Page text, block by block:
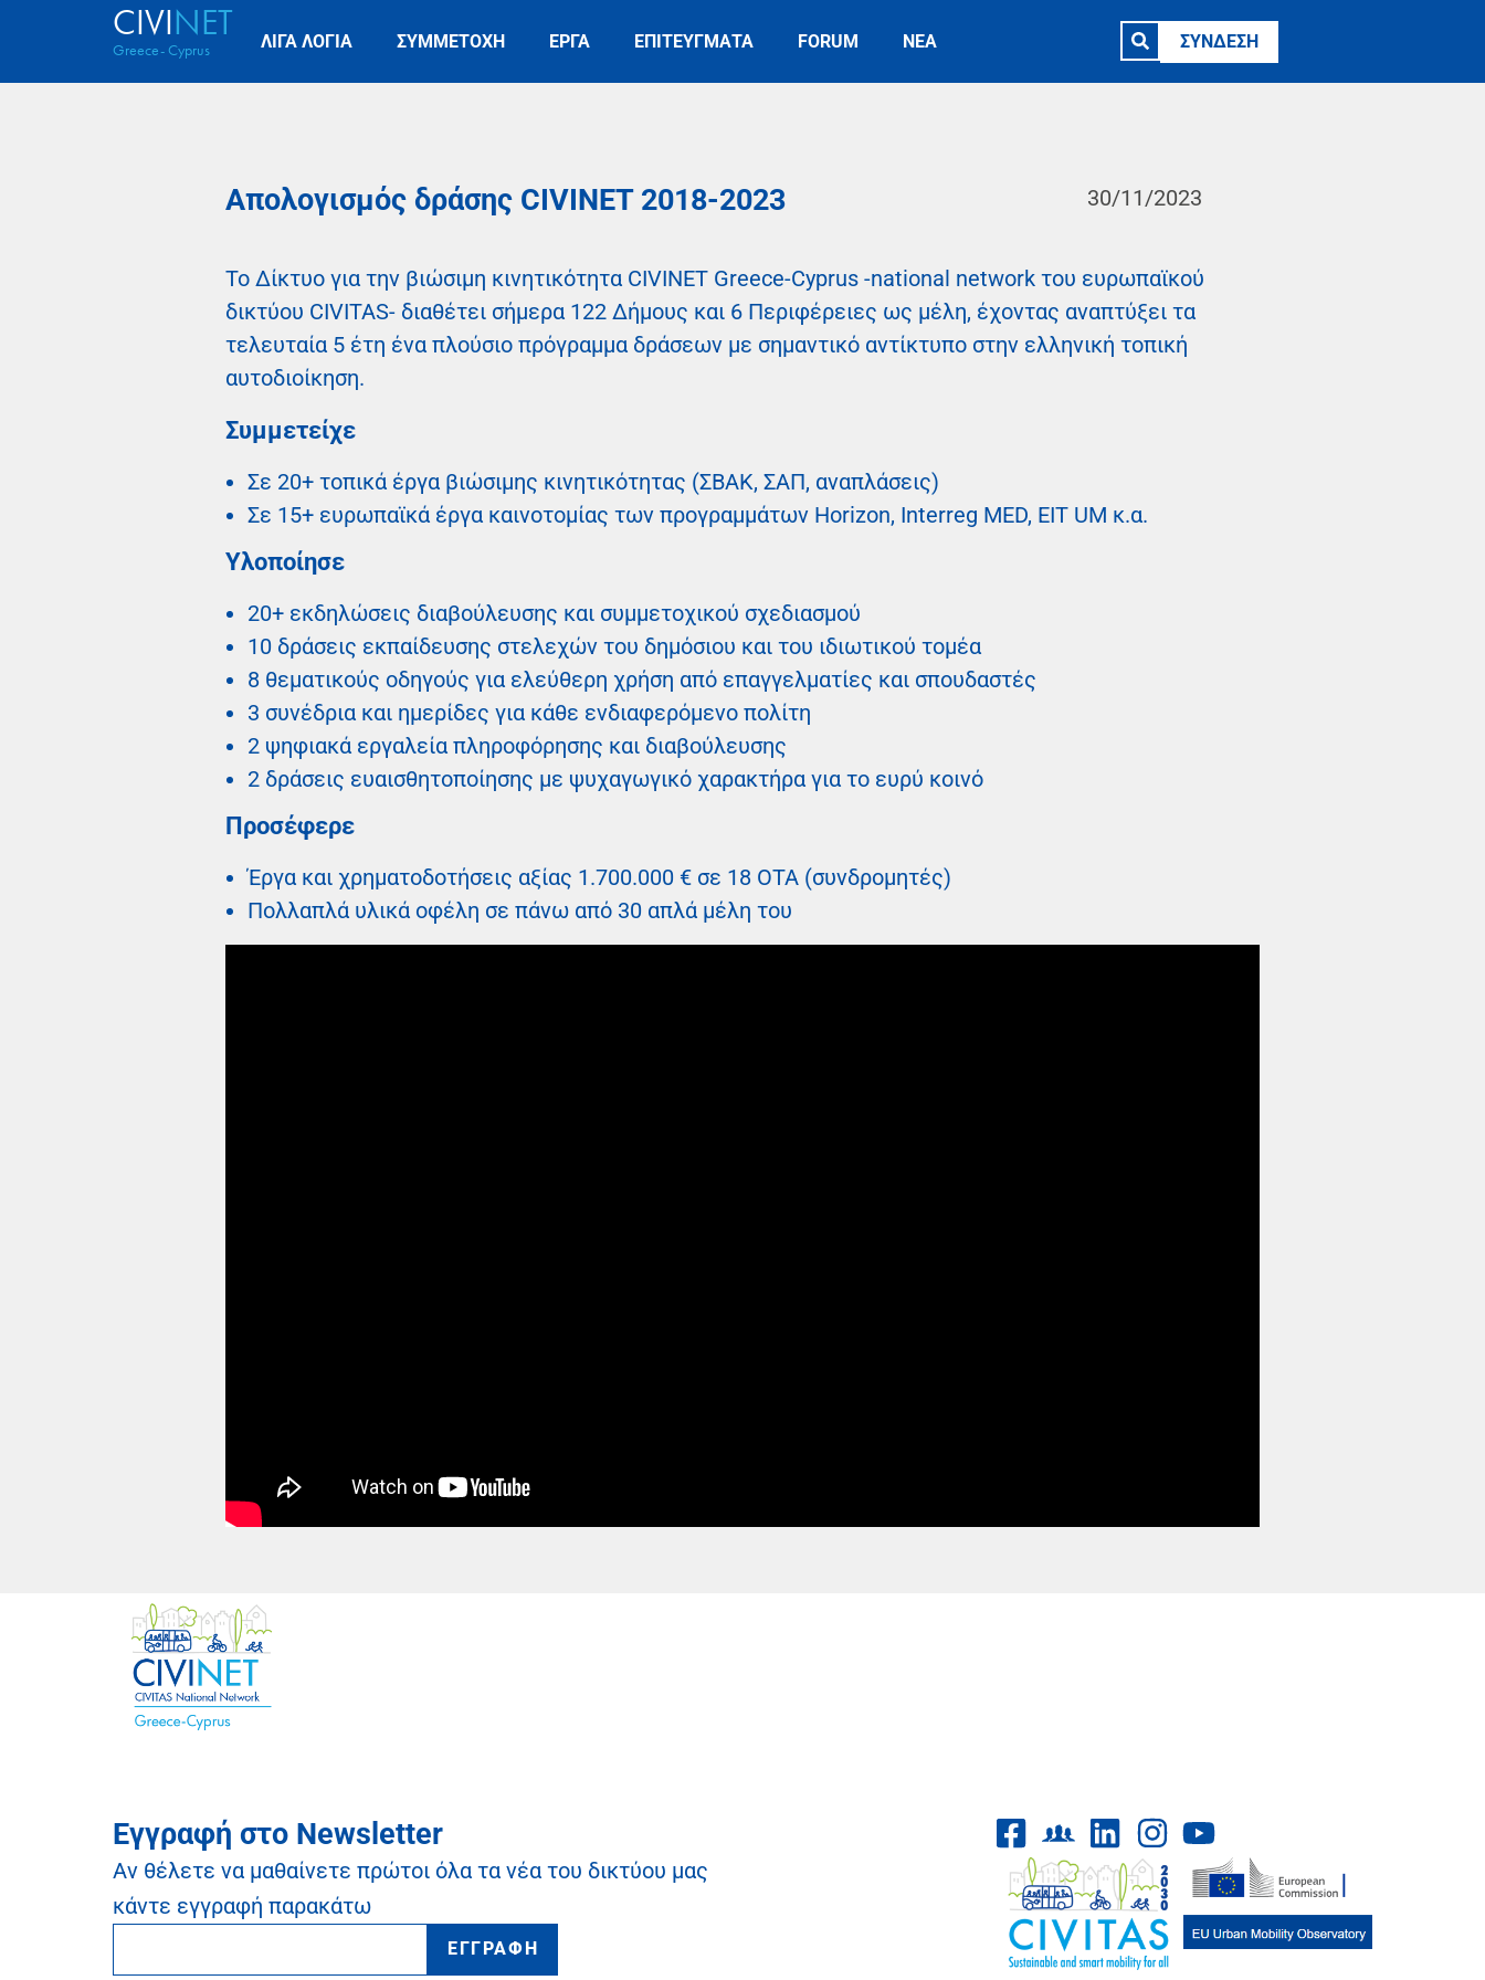
CIVINET
Greece- Cyprus ΛΙΓΑ ΛΟΓΙΑ ΣΥΜΜΕΤΟΧΗ ΕΡΓΑ ΕΠΙΤΕΥΓΜΑΤΑ FORUM ΝΕΑ ΣΥΝΔΕΣΗ
Απολογισμός δράσης CIVINET 2018-2023 30/11/2023
Το Δίκτυο για την βιώσιμη κινητικότητα CIVINET Greece-Cyprus -national network του ευρωπαϊκού
δικτύου CIVITAS- διαθέτει σήμερα 122 Δήμους και 6 Περιφέρειες ως μέλη, έχοντας αναπτύξει τα
τελευταία 5 έτη ένα πλούσιο πρόγραμμα δράσεων με σημαντικό αντίκτυπο στην ελληνική τοπική
αυτοδιοίκηση.
Συμμετείχε
Σε 20+ τοπικά έργα βιώσιμης κινητικότητας (ΣΒΑΚ, ΣΑΠ, αναπλάσεις)
Σε 15+ ευρωπαϊκά έργα καινοτομίας των προγραμμάτων Horizon, Interreg MED, EIT UM κ.α.
Υλοποίησε
20+ εκδηλώσεις διαβούλευσης και συμμετοχικού σχεδιασμού
10 δράσεις εκπαίδευσης στελεχών του δημόσιου και του ιδιωτικού τομέα
8 θεματικούς οδηγούς για ελεύθερη χρήση από επαγγελματίες και σπουδαστές
3 συνέδρια και ημερίδες για κάθε ενδιαφερόμενο πολίτη
2 ψηφιακά εργαλεία πληροφόρησης και διαβούλευσης
2 δράσεις ευαισθητοποίησης με ψυχαγωγικό χαρακτήρα για το ευρύ κοινό
Προσέφερε
Έργα και χρηματοδοτήσεις αξίας 1.700.000 € σε 18 OTA (συνδρομητές)
Πολλαπλά υλικά οφέλη σε πάνω από 30 απλά μέλη του
Εγγραφή στο Newsletter
Αν θέλετε να μαθαίνετε πρώτοι όλα τα νέα του δικτύου μας
κάντε εγγραφή παρακάτω
ΕΓΓΡΑΦΗ